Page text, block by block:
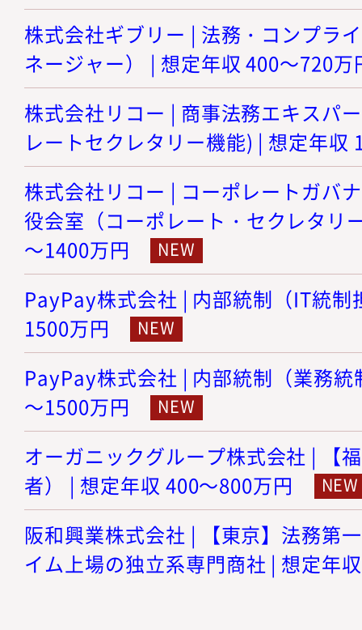
株式会社ギブリー | 法務・コンプラ
ネージャー） | 想定年収 400～720万
株式会社リコー | 商事法務エキスパ
レートセクレタリー機能) | 想定年収
株式会社リコー | コーポレートガバ
役会室（コーポレート・セクレタリ
～1400万円
PayPay株式会社 | 内部統制（IT統制
1500万円
PayPay株式会社 | 内部統制（業務
～1500万円
オーガニックグループ株式会社 | 【
者） | 想定年収 400～800万円
阪和興業株式会社 | 【東京】法務第
イム上場の独立系専門商社 | 想定年